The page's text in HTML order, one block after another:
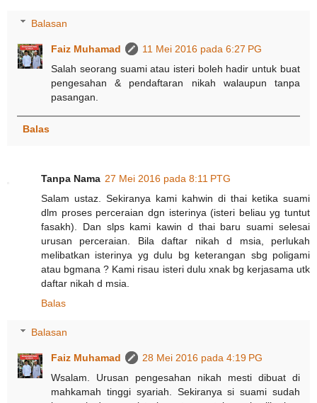
Balasan
Faiz Muhamad
11 Mei 2016 pada 6:27 PG
Salah seorang suami atau isteri boleh hadir untuk buat
pengesahan & pendaftaran nikah walaupun tanpa
pasangan.
Balas
Tanpa Nama 27 Mei 2016 pada 8:11 PTG
Salam ustaz. Sekiranya kami kahwin di thai ketika suami
dlm proses perceraian dgn isterinya (isteri beliau yg tuntut
fasakh). Dan slps kami kawin d thai baru suami selesai
urusan perceraian. Bila daftar nikah d msia, perlukah
melibatkan isterinya yg dulu bg keterangan sbg poligami
atau bgmana ? Kami risau isteri dulu xnak bg kerjasama utk
daftar nikah d msia.
Balas
Balasan
Faiz Muhamad
28 Mei 2016 pada 4:19 PG
Wsalam. Urusan pengesahan nikah mesti dibuat di
mahkamah tinggi syariah. Sekiranya si suami sudah